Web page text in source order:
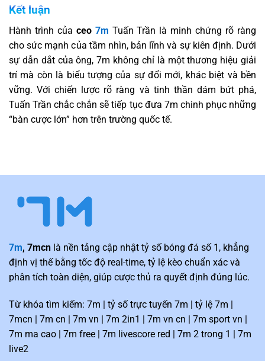
Kết luận
Hành trình của ceo 7m Tuấn Trần là minh chứng rõ ràng
cho sức mạnh của tầm nhìn, bản lĩnh và sự kiên định. Dưới
sự dẫn dắt của ông, 7m không chỉ là một thương hiệu giải
trí mà còn là biểu tượng của sự đổi mới, khác biệt và bền
vững. Với chiến lược rõ ràng và tinh thần dám bứt phá,
Tuấn Trần chắc chắn sẽ tiếp tục đưa 7m chinh phục những
“bàn cược lớn” hơn trên trường quốc tế.
7m, 7mcn là nền tảng cập nhật tỷ số bóng đá số 1, khẳng
định vị thế bằng tốc độ real-time, tỷ lệ kèo chuẩn xác và
phân tích toàn diện, giúp cược thủ ra quyết định đúng lúc.
Từ khóa tìm kiếm: 7m | tỷ số trực tuyến 7m | tỷ lệ 7m |
7mcn | 7m cn | 7m vn | 7m 2in1 | 7m vn cn | 7m sport vn |
7m ma cao | 7m free | 7m livescore red | 7m 2 trong 1 | 7m
live2